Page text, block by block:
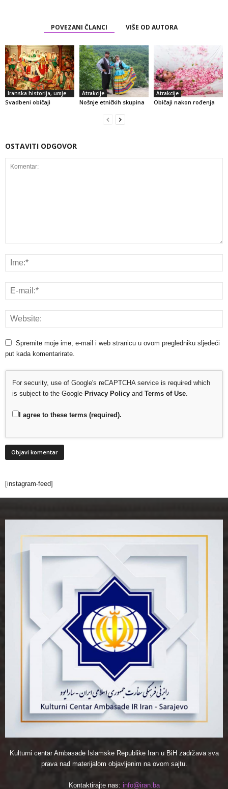
POVEZANI ČLANCI VIŠE OD AUTORA
Iranska historija, umjetnost i kultura
Svadbeni običaji
Atrakcije
Nošnje etničkih skupina
Atrakcije
Običaji nakon rođenja
OSTAVITI ODGOVOR
Spremite moje ime, e-mail i web stranicu u ovom pregledniku sljedeći
put kada komentarirate.
For security, use of Google's reCAPTCHA service is required which
is subject to the Google Privacy Policy and Terms of Use.
I agree to these terms (required).
[instagram-feed]
Kulturni centar Ambasade Islamske Republike Iran u BiH zadržava sva
prava nad materijalom objavljenim na ovom sajtu.
Kontaktirajte nas: info@iran.ba